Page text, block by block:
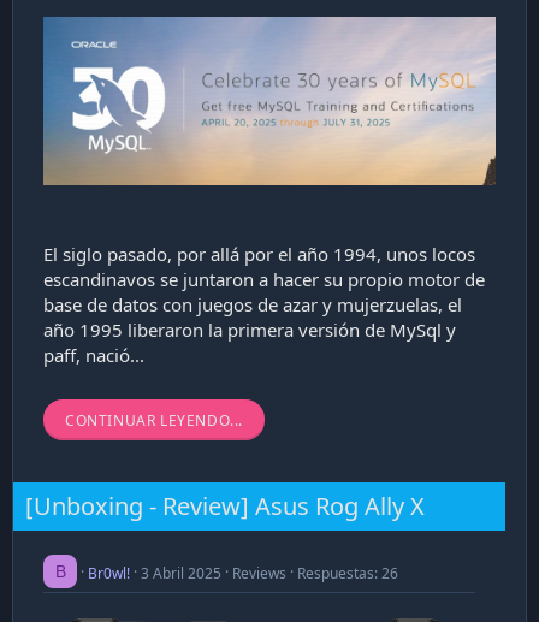
Me gusta probar hardware e ideas nuevas así que
por eso hace un tiempo atráshabía adquirido...
El siglo pasado, por allá por el año 1994, unos locos
escandinavos se juntaron a hacer su propio motor de
base de datos con juegos de azar y mujerzuelas, el
año 1995 liberaron la primera versión de MySql y
paff, nació...
CONTINUAR LEYENDO...
[Unboxing - Review] Asus Rog Ally X
B Br0wl! 3 Abril 2025 Reviews Respuestas: 26